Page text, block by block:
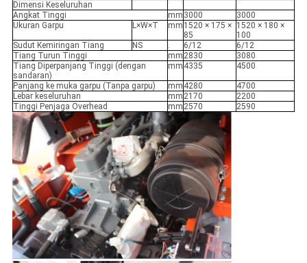
Dimensi Keseluruhan
Angkat Tinggi
mm 3000
3000
Ukuran Garpu
L×W×T mm 1520 × 175 ×
85
1520 × 180 ×
100
Sudut Kemiringan Tiang
NS . 6/12
6/12
Tiang Turun Tinggi
mm 2830
3080
Tiang Diperpanjang Tinggi (dengan
sandaran)
mm 4335 4500
Panjang ke muka garpu (Tanpa garpu) mm 4280
4700
Lebar keseluruhan
mm 2170
2200
Tinggi Penjaga Overhead
mm 2570 2590